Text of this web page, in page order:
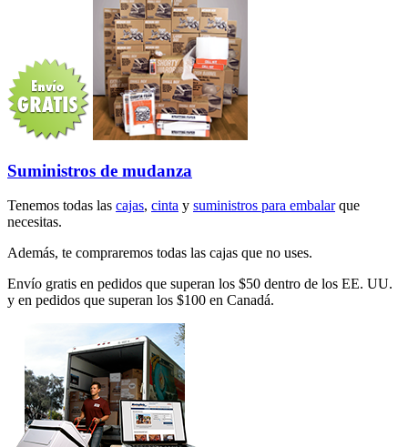
Suministros de mudanza
Tenemos todas las cajas, cinta y suministros para embalarque
necesitas.
Además, te compraremos todas las cajas que no uses.
Envío gratis en pedidos que superan los $50 dentro de los EE. UU.
y en pedidos que superan los $100 en Canadá.